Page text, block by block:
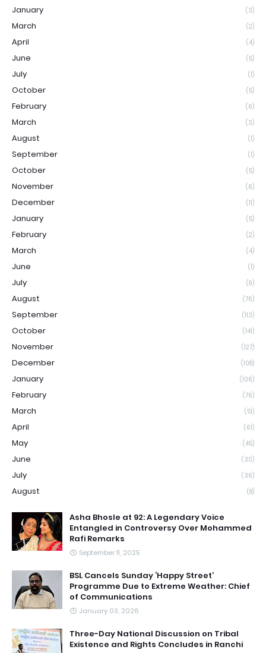
January (3)
March (2)
April (4)
June (5)
July (1)
October (5)
February (6)
March (3)
August (1)
September (1)
October (5)
November (6)
December (11)
January (5)
February (2)
March (4)
June (1)
July (9)
August (76)
September (113)
October (141)
November (127)
December (108)
January (106)
February (76)
March (51)
April (61)
May (45)
June (30)
July (36)
August (8)
Asha Bhosle at 92: A Legendary Voice
Entangled in Controversy Over Mohammed
Rafi Remarks
September 11, 2025
BSL Cancels Sunday ‘Happy Street’
Programme Due to Extreme Weather: Chief
of Communications
January 03, 2026
Three-Day National Discussion on Tribal
Existence and Rights Concludes in Ranchi